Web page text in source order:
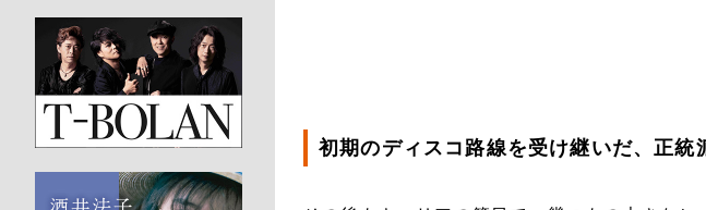
初期のディスコ路線を受け継いだ、正統